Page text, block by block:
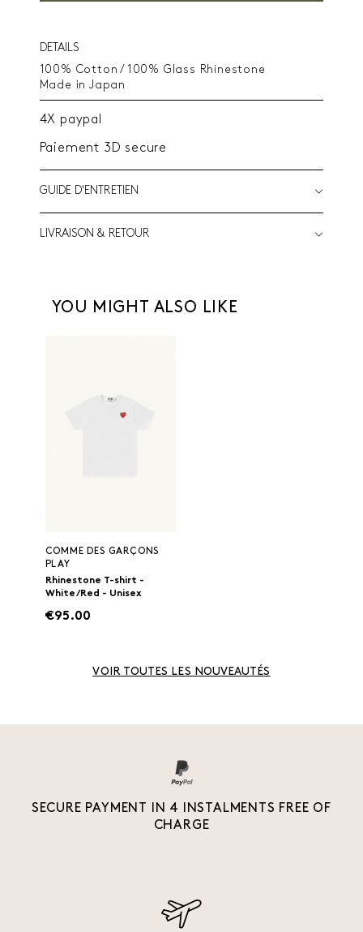
DETAILS
100% Cotton / 100% Glass Rhinestone
Made in Japan
4X paypal
Paiement 3D secure
GUIDE D'ENTRETIEN
LIVRAISON & RETOUR
YOU MIGHT ALSO LIKE
COMME DES GARÇONS
PLAY
Rhinestone T-shirt -
White/Red - Unisex
€95.00
VOIR TOUTES LES NOUVEAUTÉS
SECURE PAYMENT IN 4 INSTALMENTS FREE OF
CHARGE